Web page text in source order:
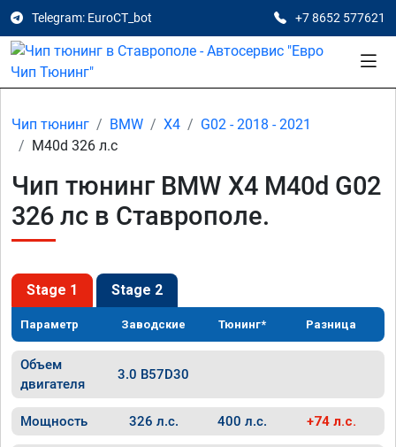
Telegram: EuroCT_bot +7 8652 577621
Чип тюнинг BMW X4
G02 - 2018 - 2021
M40d 326 л.с
Чип тюнинг BMW X4 M40d G02
326 лс в Ставрополе.
Stage 1 Stage 2
Параметр Заводские Тюнинг* Разница
Объем
двигателя
3.0 B57D30
Мощность 326 л.с. 400 л.с. +74 л.с.